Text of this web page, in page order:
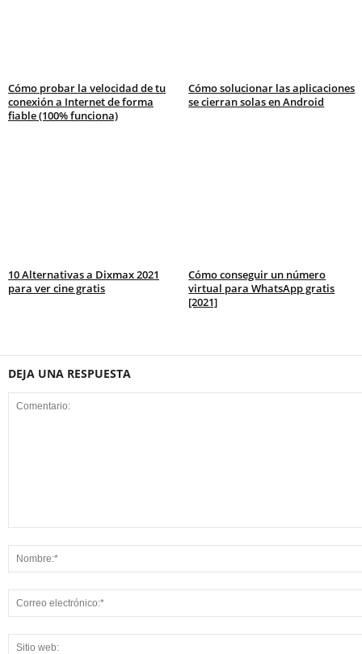
Cómo probar la velocidad de tu
conexión a Internet de forma
fiable (100% funciona)
Cómo solucionar las aplicaciones
se cierran solas en Android
10 Alternativas a Dixmax 2021
para ver cine gratis
Cómo conseguir un número
virtual para WhatsApp gratis
[2021]
DEJA UNA RESPUESTA